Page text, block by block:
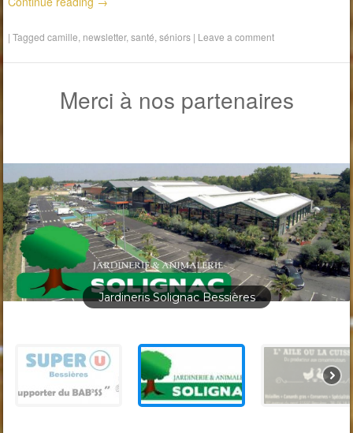
|Taggedcamille newsletter,santé ,séniors | Leave a comment
Merci à nos partenaires
Jardineris Solignac Bessières